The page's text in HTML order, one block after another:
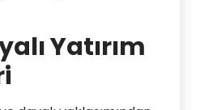
Yatırım